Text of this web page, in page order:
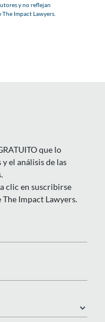
y no reflejan
Impact Lawyers.
que lo
el análisis de las
clic en suscribirse
Impact Lawyers.